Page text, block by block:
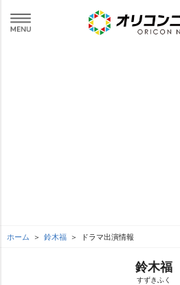
ホーム 鈴木福 ドラマ出演情報
鈴木福
すずきふく